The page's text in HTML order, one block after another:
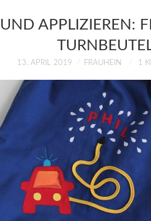
APPLIZIEREN:
13. APRIL 2019 FRAUHEIN 1